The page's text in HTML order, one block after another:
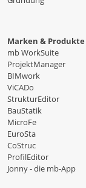
Marken & Produkte
mb WorkSuite
ProjektManager
BIMwork
ViCADo
StrukturEditor
BauStatik
MicroFe
EuroSta
CoStruc
ProfilEditor
Jonny - die mb-App